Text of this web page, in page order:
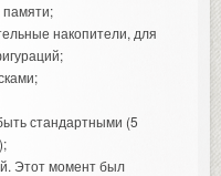
памяти;
накопители, для
стандартными (5
Этот момент был